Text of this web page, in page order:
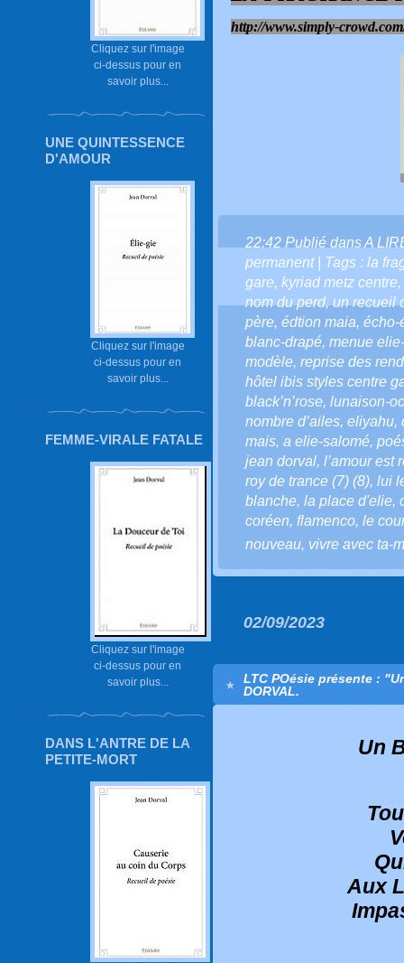
Cliquez sur l'image
ci-dessus pour en
savoir plus...
UNE QUINTESSENCE
D'AMOUR
Cliquez sur l'image
ci-dessus pour en
savoir plus...
FEMME-VIRALE FATALE
Cliquez sur l'image
ci-dessus pour en
savoir plus...
DANS L'ANTRE DE LA
PETITE-MORT
http://www.simply-
22:42 Publié dansA
permanent| Tags : la
gare, kyriad metz centre,
nom du perd,un recueil
père, édtion maia, écho-
blanc-drapé, menue
modèle, reprise des
hôtel ibis styles centre
black’n’rose, lunaison-
nombre d’ailes, eliyahu,
mais, a elie-salomé,
jean dorval, l’amour est
roy de trance (7) (8), lui
blanche, la place d'elie,
coréen, flamenco, le
nouveau, vivre avec ta-
02/09/2023
LTC POésie présente :
DORVAL.
Un
Aux